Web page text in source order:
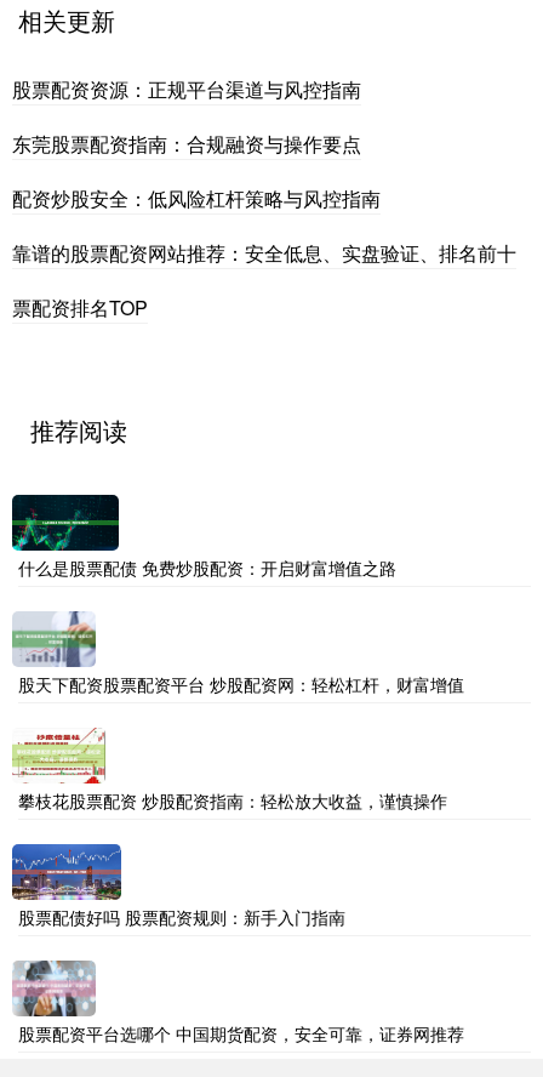
相关更新
股票配资资源：正规平台渠道与风控指南
东莞股票配资指南：合规融资与操作要点
配资炒股安全：低风险杠杆策略与风控指南
靠谱的股票配资网站推荐：安全低息、实盘验证、排名前十
票配资排名TOP
推荐阅读
什么是股票配债 免费炒股配资：开启财富增值之路
股天下配资股票配资平台 炒股配资网：轻松杠杆，财富增值
攀枝花股票配资 炒股配资指南：轻松放大收益，谨慎操作
股票配债好吗 股票配资规则：新手入门指南
股票配资平台选哪个 中国期货配资，安全可靠，证券网推荐